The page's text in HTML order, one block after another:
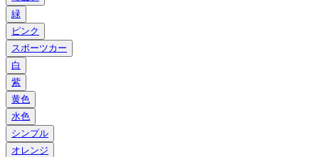
緑
ピンク
スポーツカー
白
紫
黄色
水色
シンプル
オレンジ